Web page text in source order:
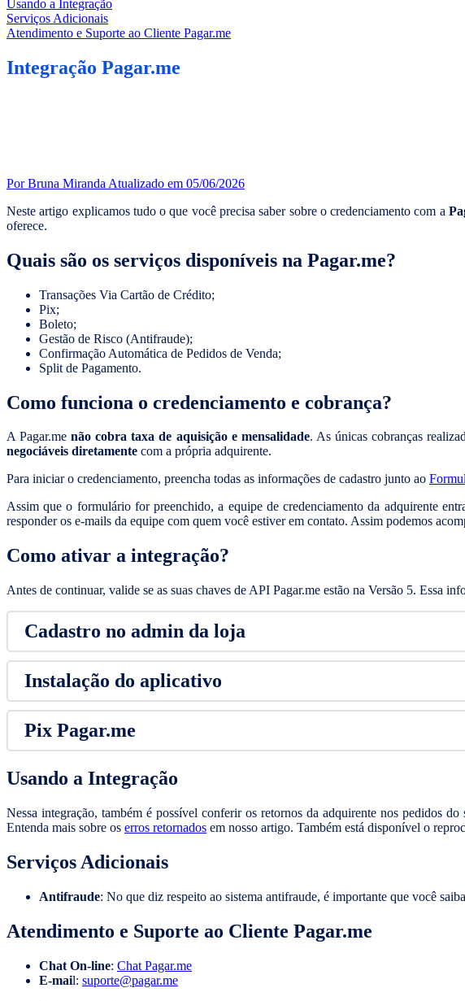
Usando a Integração
Serviços Adicionais
Atendimento e Suporte ao Cliente Pagar.me
Integração Pagar.me
Por Bruna Miranda Atualizado em 05/06/2026
Neste artigo explicamos tudo o que você precisa saber sobre o credenciamento com a
oferece.
Quais são os serviços disponíveis na Pagar.me?
Transações Via Cartão de Crédito;
Pix;
Boleto;
Gestão de Risco (Antifraude);
Confirmação Automática de Pedidos de Venda;
Split de Pagamento.
Como funciona o credenciamento e cobrança?
A Pagar.me não cobra taxa de aquisição e mensalidade. As únicas cobranças
negociáveis diretamente com a própria adquirente.
Para iniciar o credenciamento, preencha todas as informações de cadastro junto ao
Assim que o formulário for preenchido, a equipe de credenciamento da adquirente
responder os e-mails da equipe com quem você estiver em contato. Assim podemos
Como ativar a integração?
Antes de continuar, valide se as suas chaves de API Pagar.me estão na Versão 5. Essa
Cadastro no admin da loja
Instalação do aplicativo
Pix Pagar.me
Usando a Integração
Nessa integração, também é possível conferir os retornos da adquirente nos pedidos
Entenda mais sobre os erros retornados em nosso artigo. Também está disponível o
Serviços Adicionais
Antifraude: No que diz respeito ao sistema antifraude, é importante que você
Atendimento e Suporte ao Cliente Pagar.me
Chat On-line: Chat Pagar.me
E-mail: suporte@pagar.me